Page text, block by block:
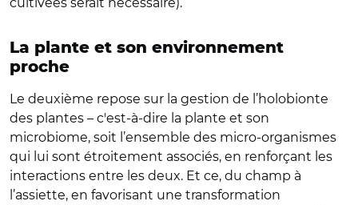
La plante et son environnement
proche
Le deuxième repose sur la gestion de l’holobionte
des plantes – c'est-à-dire la plante et son
microbiome, soit l’ensemble des micro-organismes
qui lui sont étroitement associés, en renforçant les
interactions entre les deux. Et ce, du champ à
l’assiette, en favorisant une transformation